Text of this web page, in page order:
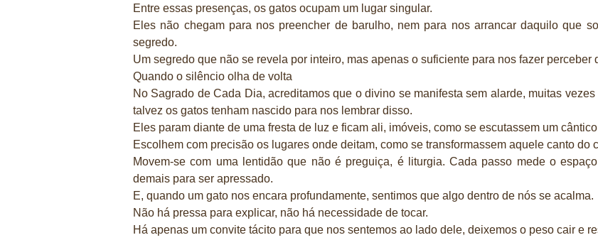
Entre essas presenças, os gatos ocupam um lugar singular.
Eles não chegam para nos preencher de barulho, nem para nos arrancar daquilo que
segredo.
Um segredo que não se revela por inteiro, mas apenas o suficiente para nos fazer
Quando o silêncio olha de volta
No Sagrado de Cada Dia, acreditamos que o divino se manifesta sem alarde, muitas
talvez os gatos tenham nascido para nos lembrar disso.
Eles param diante de uma fresta de luz e ficam ali, imóveis, como se escutassem um
Escolhem com precisão os lugares onde deitam, como se transformassem aquele canto do
Movem-se com uma lentidão que não é preguiça, é liturgia. Cada passo mede o
demais para ser apressado.
E, quando um gato nos encara profundamente, sentimos que algo dentro de nós se acalma.
Não há pressa para explicar, não há necessidade de tocar.
Há apenas um convite tácito para que nos sentemos ao lado dele, deixemos o peso cair e